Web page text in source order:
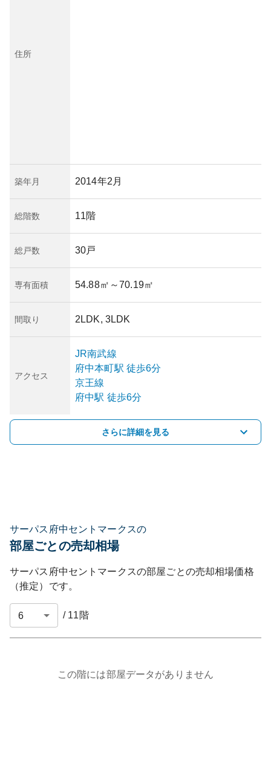
住所
築年月 2014年2月
総階数 11階
総戸数 30戸
専有面積 54.88㎡ ～70.19㎡
間取り 2LDK, 3LDK
アクセス
JR南武線
府中本町駅 徒歩6分
京王線
府中駅 徒歩6分
さらに詳細を見る
サーパス府中セントマークスの
部屋ごとの売却相場
サーパス府中セントマークスの部屋ごとの売却相場価格
（推定）です。
/ 11 階
この階には部屋データがありません